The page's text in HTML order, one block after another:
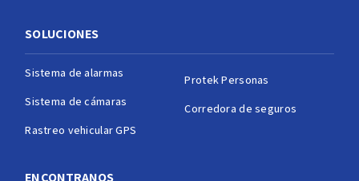
SOLUCIONES
Sistema de alarmas
Sistema de cámaras
Rastreo vehicular GPS
Protek Personas
Corredora de seguros
ENCONTRANOS